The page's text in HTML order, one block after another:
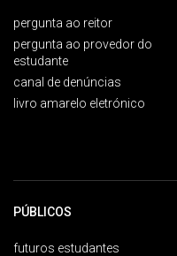
pergunta ao reitor
pergunta ao provedor do
estudante
canal de denúncias
livro amarelo eletrónico
PÚBLICOS
futuros estudantes